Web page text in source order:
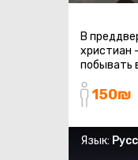
В
христиан
побывать
скором
150₪
Язык: